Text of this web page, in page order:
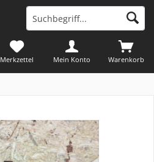
Warenkorb
Merkzettel Mein Konto